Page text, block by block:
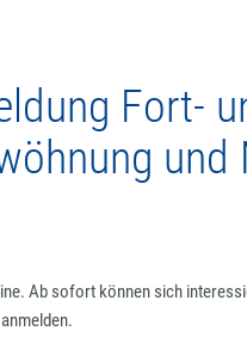
Fort-
und
Ab sofort können sich